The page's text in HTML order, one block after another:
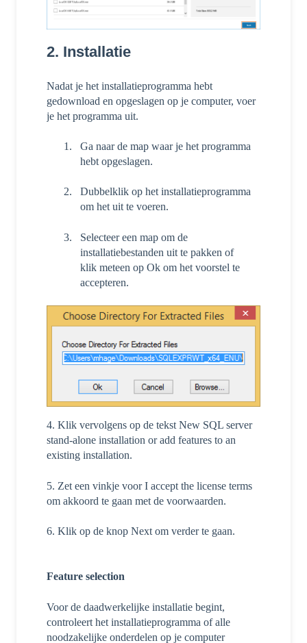
2. Installatie
Nadat je het installatieprogramma hebt
gedownload en opgeslagen op je computer, voer
je het programma uit.
Ga naar de map waar je het programma
hebt opgeslagen.
Dubbelklik op het installatieprogramma
om het uit te voeren.
Selecteer een map om de
installatiebestanden uit te pakken of
klik meteen op Ok om het voorstel te
accepteren.
4. Klik vervolgens op de tekst New SQL server
stand-alone installation or add features to an
existing installation.
5. Zet een vinkje voor I accept the license terms
om akkoord te gaan met de voorwaarden.
6. Klik op de knop Next om verder te gaan.
Feature selection
Voor de daadwerkelijke installatie begint,
controleert het installatieprogramma of alle
noodzakelijke onderdelen op je computer